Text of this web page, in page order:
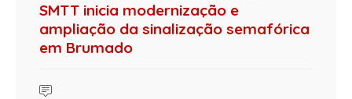
SMTT inicia modernização e
ampliação da sinalização semafórica
em Brumado